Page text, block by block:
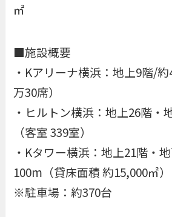
㎡
■施設概要
・Kアリーナ横浜：地上9階/
万30席）
・ヒルトン横浜：地上26階・
（客室 339室）
・Kタワー横浜：地上21階・
100m（貸床面積 約15,000㎡）
※駐車場：約370台